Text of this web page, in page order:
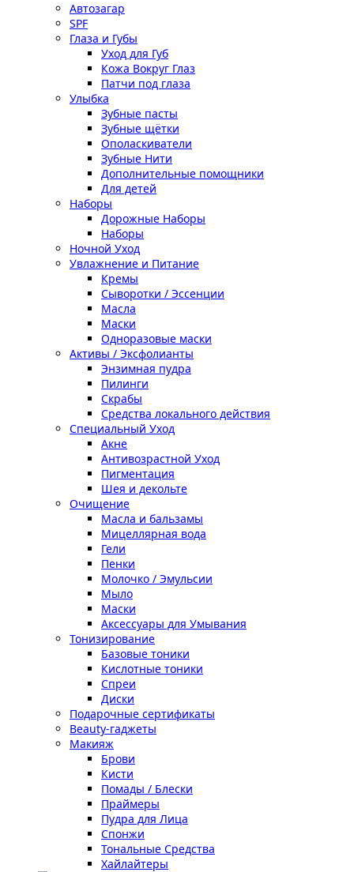
Автозагар
SPF
Глаза и Губы
Уход для Губ
Кожа Вокруг Глаз
Патчи под глаза
Улыбка
Зубные пасты
Зубные щётки
Ополаскиватели
Зубные Нити
Дополнительные помощники
Для детей
Наборы
Дорожные Наборы
Наборы
Ночной Уход
Увлажнение и Питание
Кремы
Сыворотки / Эссенции
Масла
Маски
Одноразовые маски
Активы / Эксфолианты
Энзимная пудра
Пилинги
Скрабы
Средства локального действия
Специальный Уход
Акне
Антивозрастной Уход
Пигментация
Шея и декольте
Очищение
Масла и бальзамы
Мицеллярная вода
Гели
Пенки
Молочко / Эмульсии
Мыло
Маски
Аксессуары для Умывания
Тонизирование
Базовые тоники
Кислотные тоники
Спреи
Диски
Подарочные сертификаты
Beauty-гаджеты
Макияж
Брови
Кисти
Помады / Блески
Праймеры
Пудра для Лица
Спонжи
Тональные Средства
Хайлайтеры